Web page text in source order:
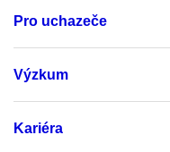
Pro uchazeče
Výzkum
Kariéra